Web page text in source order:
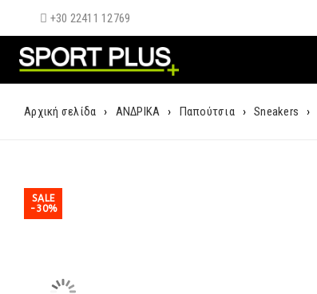
+30 22411 12769
Αρχική σελίδα › ΑΝΔΡΙΚΑ › Παπούτσια › Sneakers ›
SALE
-30%